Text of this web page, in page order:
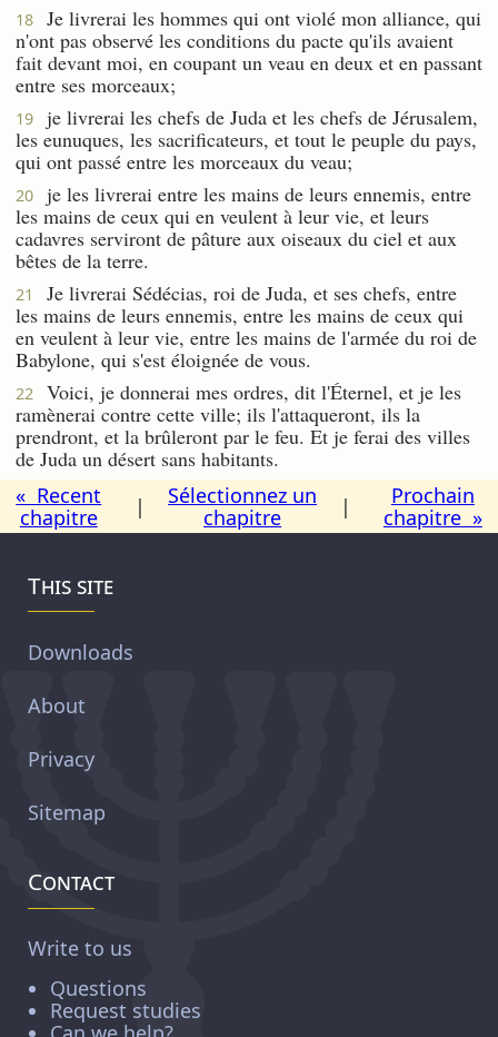
18
Je livrerai les hommes qui ont violé mon alliance, qui
n'ont pas observé les conditions du pacte qu'ils avaient
fait devant moi, en coupant un veau en deux et en passant
entre ses morceaux;
19
je livrerai les chefs de Juda et les chefs de Jérusalem,
les eunuques, les sacrificateurs, et tout le peuple du pays,
qui ont passé entre les morceaux du veau;
20
je les livrerai entre les mains de leurs ennemis, entre
les mains de ceux qui en veulent à leur vie, et leurs
cadavres serviront de pâture aux oiseaux du ciel et aux
bêtes de la terre.
21
Je livrerai Sédécias, roi de Juda, et ses chefs, entre
les mains de leurs ennemis, entre les mains de ceux qui
en veulent à leur vie, entre les mains de l'armée du roi de
Babylone, qui s'est éloignée de vous.
22
Voici, je donnerai mes ordres, dit l'Éternel, et je les
ramènerai contre cette ville; ils l'attaqueront, ils la
prendront, et la brûleront par le feu. Et je ferai des villes
de Juda un désert sans habitants.
« Recent
chapitre
|
Sélectionnez un
chapitre
|
Prochain
chapitre »
This site
Downloads
About
Privacy
Sitemap
Contact
Write to us
Questions
Request studies